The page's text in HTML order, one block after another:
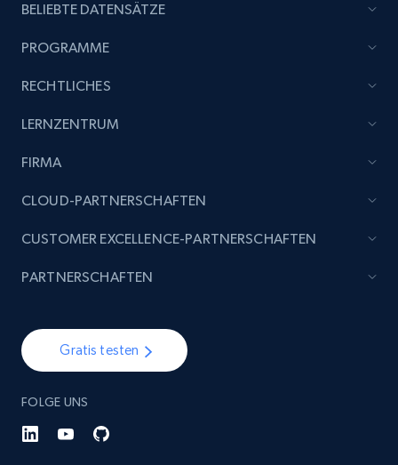
Reviews count shop, Reviews count item, Initial
1.9K+
Etsy - Collect data on products using
specified keywords
Reviews count shop, Reviews count item, Initial
Etsy - Collects data from shop's URL
URL, Product id, Listing inventory id, Title, Rating,
Reviews count shop, Reviews count item, Initial
BELIEBTE DATENSÄTZE
PROGRAMME
RECHTLICHES
LERNZENTRUM
FIRMA
Gratis testen
FOLGE UNS
CLOUD-PARTNERSCHAFTEN
CUSTOMER EXCELLENCE-PARTNERSCHAFTEN
PARTNERSCHAFTEN